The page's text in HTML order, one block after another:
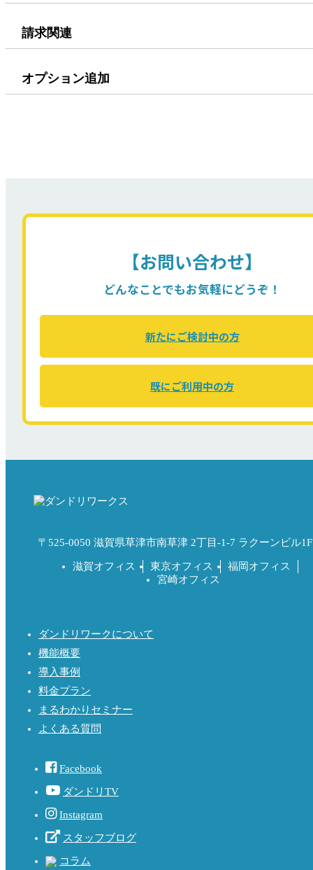
請求関連
オプション追加
【お問い合わせ】
どんなことでもお気軽にどうぞ！
新たにご検討中の方
既にご利用中の方
〒525-0050 滋賀県草津市南草津 2丁目-1-7 ラクーンビル1F
滋賀オフィス 東京オフィス
福岡オフィス
宮崎オフィス
ダンドリワークについて
機能概要
導入事例
料金プラン
まるわかりセミナー
よくある質問
Facebook
ダンドリTV
Instagram
スタッフブログ
コラム